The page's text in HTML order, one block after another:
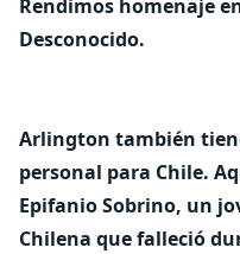
Rendimos homenaje
Desconocido.
Arlington también
personal para Chile.
Epifanio Sobrino, un
Chilena que falleció